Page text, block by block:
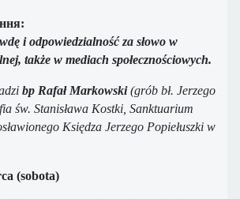
i odpowiedzialność za słowo w
także w mediach społecznościowych.
bp Rafał Markowski(grób bł. Jerzego
św. Stanisława Kostki, Sanktuarium
Księdza Jerzego Popiełuszki w
(sobota)